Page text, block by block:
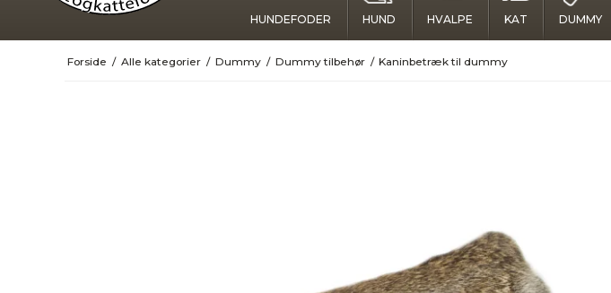
HUNDEFODER HUND HVALPE KAT DUMMY
Forside / Alle kategorier / Dummy / Dummy tilbehør / Kaninbetræk til dummy